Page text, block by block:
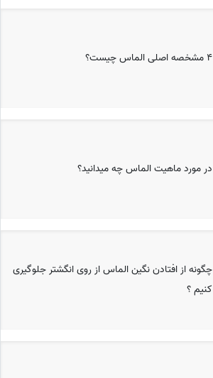
4 مشخصه اصلی الماس چیست؟
در مورد ماهیت الماس چه میدانید؟
چگونه از افتادن نگین الماس از روی انگشتر جلوگیری
کنیم ؟